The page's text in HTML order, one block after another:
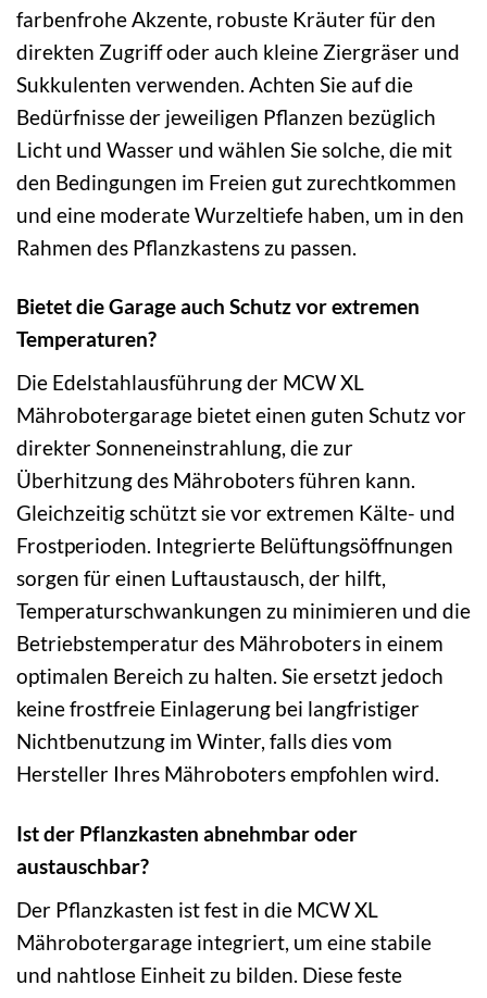
farbenfrohe Akzente, robuste Kräuter für den
direkten Zugriff oder auch kleine Ziergräser und
Sukkulenten verwenden. Achten Sie auf die
Bedürfnisse der jeweiligen Pflanzen bezüglich
Licht und Wasser und wählen Sie solche, die mit
den Bedingungen im Freien gut zurechtkommen
und eine moderate Wurzeltiefe haben, um in den
Rahmen des Pflanzkastens zu passen.
Bietet die Garage auch Schutz vor extremen
Temperaturen?
Die Edelstahlausführung der MCW XL
Mährobotergarage bietet einen guten Schutz vor
direkter Sonneneinstrahlung, die zur
Überhitzung des Mähroboters führen kann.
Gleichzeitig schützt sie vor extremen Kälte- und
Frostperioden. Integrierte Belüftungsöffnungen
sorgen für einen Luftaustausch, der hilft,
Temperaturschwankungen zu minimieren und die
Betriebstemperatur des Mähroboters in einem
optimalen Bereich zu halten. Sie ersetzt jedoch
keine frostfreie Einlagerung bei langfristiger
Nichtbenutzung im Winter, falls dies vom
Hersteller Ihres Mähroboters empfohlen wird.
Ist der Pflanzkasten abnehmbar oder
austauschbar?
Der Pflanzkasten ist fest in die MCW XL
Mährobotergarage integriert, um eine stabile
und nahtlose Einheit zu bilden. Diese feste